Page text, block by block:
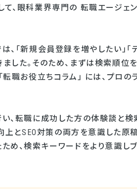
、眼科業界専門の 転職エージェ
、「新規会員登録を増やしたい」
した。そのため、まずは検索順位
転職お役立ちコラム」 には、プロ
、転職に成功した方の体験談と
上とSEO対策の両方を意識した原
め、検索キーワードをより意識し